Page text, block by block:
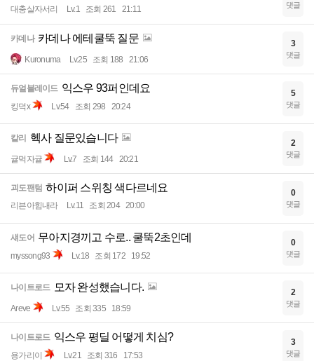
대충살자서리 Lv.1 조회 261 21:11 댓글
카데나 카데나 에테쿨뚝 질문
Kuronuma Lv.25 조회 188 21:06
3
댓글
듀얼블레이드 익스우 93퍼인데요
킹덕x Lv.54 조회 298 20:24
5
댓글
칼리 헥사 질문있습니다
귤먹자귤 Lv.7 조회 144 20:21
2
댓글
괴도팬텀 하이퍼 스위칭 색다르네요
리븐아힘내라 Lv.11 조회 204 20:00
0
댓글
섀도어 무아지경끼고 수로.. 쿨뚝2초인데
myssong93 Lv.18 조회 172 19:52
0
댓글
나이트로드 모자 완성했습니다.
Areve Lv.55 조회 335 18:59
2
댓글
나이트로드 익스우 평딜 어떻게 치심?
용가리이 Lv.21 조회 316 17:53
3
댓글